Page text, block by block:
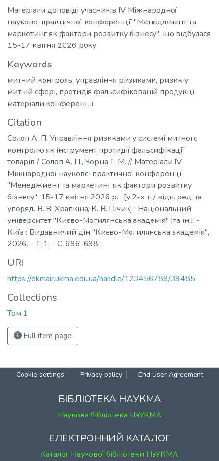
Матеріали доповіді учасників IV Міжнародної
науково-практичної конференції "Менеджмент та
маркетинг як фактори розвитку бізнесу", що відбулася
15-17 квітня 2026 року.
Keywords
митний контроль, управління ризиками, ризик у
митній сфері, протидія фальсифікованій продукції,
матеріали конференції
Citation
Солоп А. П. Управління ризиками у системі митного
контролю як інструмент протидії фальсифікації
товарів / Солоп А. П., Чорна Т. М. // Матеріали ІV
Міжнародної науково-практичної конференції
"Менеджмент та маркетинг як фактори розвитку
бізнесу", 15-17 квітня 2026 р. : [у 2-х т. / відп. ред. та
упоряд. В. В. Храпкіна, К. В. Пічик] ; Національний
університет "Києво-Могилянська академія" [та ін.]. -
Київ : Видавничий дім "Києво-Могилянська академія",
2026. - Т. 1. - С. 696-698.
URI
https://ekmair.ukma.edu.ua/handle/123456789/39485
Collections
Том 1
Full item page
settings
policy
Agreement
Feedback
БІБЛІОТЕКА НАУКМА
Наукова бібліотека НаУКМА
ЕЛЕКТРОННИЙ КАТАЛОГ
Каталог Наукової бібліотеки НаУКМА